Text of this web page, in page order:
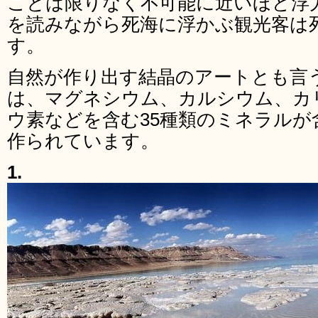
を読みながら死海に浮かぶ観光客
す。
自然が作り出す結晶のアートとも言
は、マグネシウム、カルシウム、
ウ素などを含む35種類のミネラル
作られています。
1.